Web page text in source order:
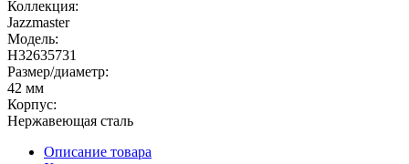
Коллекция:
Jazzmaster
Модель:
H32635731
Размер/диаметр:
42 мм
Корпус:
Нержавеющая сталь
Описание товара